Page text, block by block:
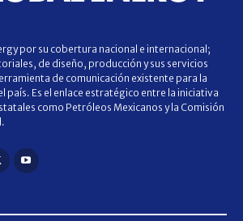
por su cobertura nacional e internacional;
de diseño, producción y sus servicios
de comunicación existente para la
país. Es el enlace estratégico entre la iniciativa
como Petróleos Mexicanos y la Comisión